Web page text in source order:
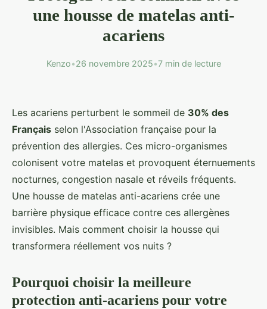
une housse de matelas anti-
acariens
Kenzo•26 novembre 2025•7 min de lecture
Les acariens perturbent le sommeil de 30% des
Français selon l'Association française pour la
prévention des allergies. Ces micro-organismes
colonisent votre matelas et provoquent éternuements
nocturnes, congestion nasale et réveils fréquents.
Une housse de matelas anti-acariens crée une
barrière physique efficace contre ces allergènes
invisibles. Mais comment choisir la housse qui
transformera réellement vos nuits ?
Pourquoi choisir la meilleure
protection anti-acariens pour votre